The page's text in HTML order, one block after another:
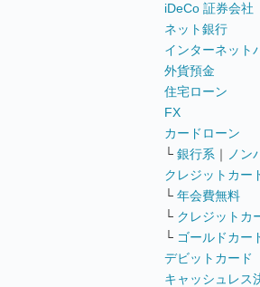
iDeCo 証券会社
ネット銀行
インターネット
外貨預金
住宅ローン
FX
カードローン
└ 銀行系 ｜
ノン
クレジットカー
└ 年会費無料
└ クレジットカ
└ ゴールドカー
デビットカード
キャッシュレス